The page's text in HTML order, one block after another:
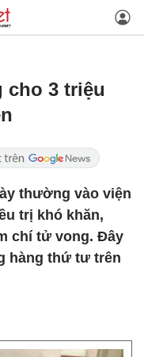
cho 3 triệu
thường vào viện
trị khó khăn,
chí tử vong. Đây
hàng thứ tư trên